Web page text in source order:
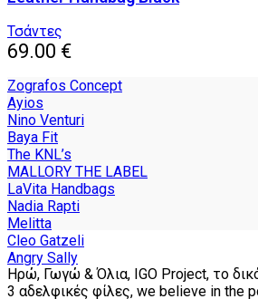
Τσάντες
69.00 €
Zografos Concept
Ayios
Nino Venturi
Baya Fit
The KNL’s
MALLORY THE LABEL
LaVita Handbags
Nadia Rapti
Melitta
Cleo Gatzeli
Angry Sally
Ηρώ, Γωγώ & Όλια, IGO Project, το
3 αδελφικές φίλες, we believe in the